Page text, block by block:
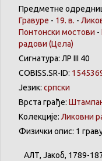
Предметне
Гравуре - 19. в. -
Понтонски мостови -
радови (Цела)
Сигнатура: ЛР III 40
COBISS.SR-ID:
Језик: српски
Врста грађе:
Колекције: Ликовни
Физички опис: 1
АЛТ, Јакоб, 1789-